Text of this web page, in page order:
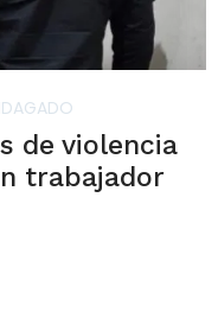
de violencia
trabajador